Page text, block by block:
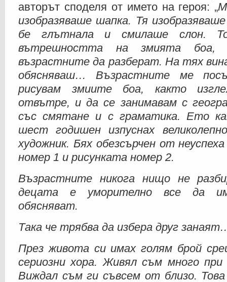
авторът споделя от името на героя: „
изобразяваше шапка. Тя
бе глътнала и смилаше слон.
вътрешността на змията
възрастните да разберат. На тях
обясняваш… Възрастните ме
рисувам змиите боа, както
отвътре, и да се занимавам с
със смятане и с граматика. Ето
шест годишен изпуснах
художник. Бях обезсърчен от
номер 1 и рисунката номер 2.
Възрастните никога нищо не
децата е уморително все да
обясняват.
Така че трябва да избера друг
През живота си имах голям брой
сериозни хора. Живял съм много при
Виждал съм ги съвсем от близо.